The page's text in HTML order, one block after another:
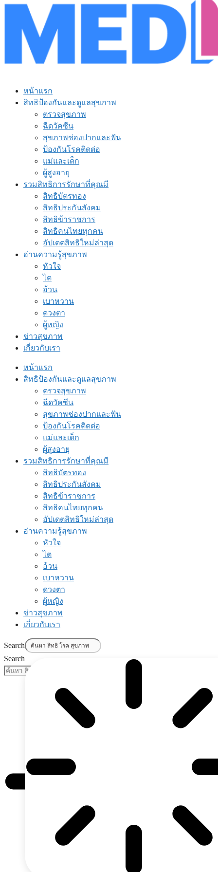
หน้าแรก
สิทธิป้องกันและดูแลสุขภาพ
ตรวจสุขภาพ
ฉีดวัคซีน
สุขภาพช่องปากและฟัน
ป้องกันโรคติดต่อ
แม่และเด็ก
ผู้สูงอายุ
รวมสิทธิการรักษาที่คุณมี
สิทธิบัตรทอง
สิทธิประกันสังคม
สิทธิข้าราชการ
สิทธิคนไทยทุกคน
อัปเดตสิทธิใหม่ล่าสุด
อ่านความรู้สุขภาพ
หัวใจ
ไต
อ้วน
เบาหวาน
ดวงตา
ผู้หญิง
ข่าวสุขภาพ
เกี่ยวกับเรา
หน้าแรก
สิทธิป้องกันและดูแลสุขภาพ
ตรวจสุขภาพ
ฉีดวัคซีน
สุขภาพช่องปากและฟัน
ป้องกันโรคติดต่อ
แม่และเด็ก
ผู้สูงอายุ
รวมสิทธิการรักษาที่คุณมี
สิทธิบัตรทอง
สิทธิประกันสังคม
สิทธิข้าราชการ
สิทธิคนไทยทุกคน
อัปเดตสิทธิใหม่ล่าสุด
อ่านความรู้สุขภาพ
หัวใจ
ไต
อ้วน
เบาหวาน
ดวงตา
ผู้หญิง
ข่าวสุขภาพ
เกี่ยวกับเรา
Search
Search